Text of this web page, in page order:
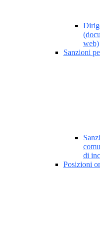
web)
Sanzioni
di
Posizioni